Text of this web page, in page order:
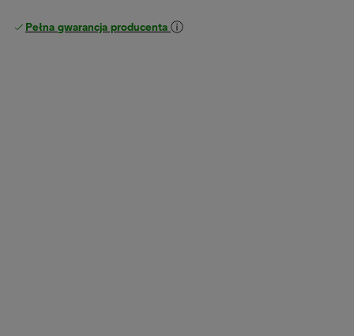
Pełna gwarancja producenta